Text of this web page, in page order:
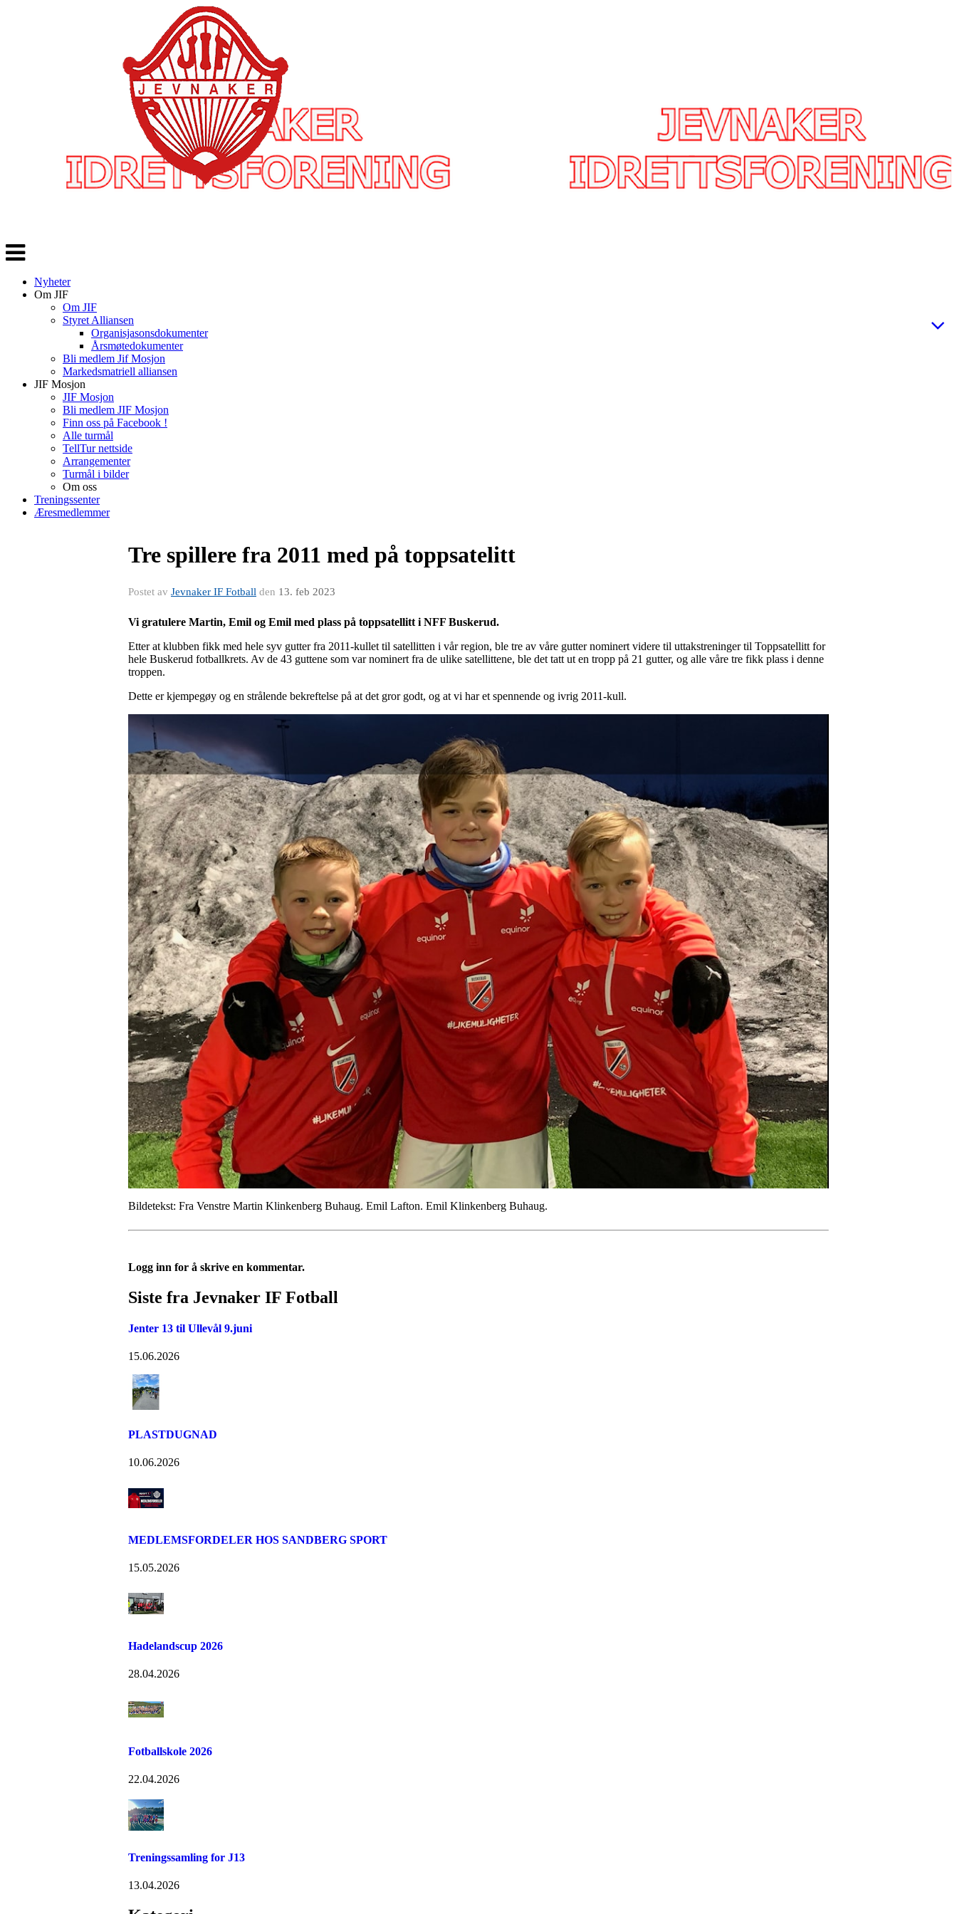
Veksle
navigasjon
Nyheter
Om JIF
Om JIF
Styret Alliansen
Organisjasonsdokumenter
Årsmøtedokumenter
Bli medlem Jif Mosjon
Markedsmatriell alliansen
JIF Mosjon
JIF Mosjon
Bli medlem JIF Mosjon
Finn oss på Facebook !
Alle turmål
TellTur nettside
Arrangementer
Turmål i bilder
Om oss
Treningssenter
Æresmedlemmer
Tre spillere fra 2011 med på toppsatelitt
Postet av Jevnaker IF Fotball den 13. feb 2023
Vi gratulere Martin, Emil og Emil med plass på toppsatellitt i NFF Buskerud.
Etter at klubben fikk med hele syv gutter fra 2011-kullet til satellitten i vår region, ble tre av våre gutter nominert videre til uttakstreninger til Toppsatellitt for
hele Buskerud fotballkrets. Av de 43 guttene som var nominert fra de ulike satellittene, ble det tatt ut en tropp på 21 gutter, og alle våre tre fikk plass i denne
troppen.
Dette er kjempegøy og en strålende bekreftelse på at det gror godt, og at vi har et spennende og ivrig 2011-kull.
Bildetekst: Fra Venstre Martin Klinkenberg Buhaug. Emil Lafton. Emil Klinkenberg Buhaug.
Logg inn for å skrive en kommentar.
Siste fra Jevnaker IF Fotball
Jenter 13 til Ullevål 9.juni
15.06.2026
PLASTDUGNAD
10.06.2026
MEDLEMSFORDELER HOS SANDBERG SPORT
15.05.2026
Hadelandscup 2026
28.04.2026
Fotballskole 2026
22.04.2026
Treningssamling for J13
13.04.2026